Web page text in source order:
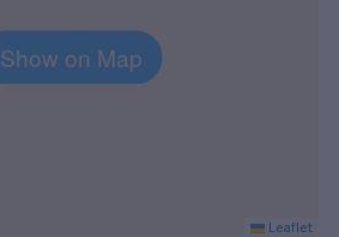
Show on Map
Leaflet